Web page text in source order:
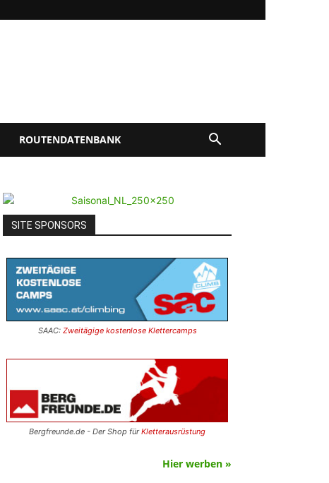
ROUTENDATENBANK
SITE SPONSORS
SAAC: Zweitägige kostenlose Klettercamps
Bergfreunde.de - Der Shop fürKletterausrüstung
Hier werben »